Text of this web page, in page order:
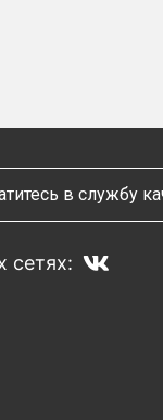
в службу
сетях: